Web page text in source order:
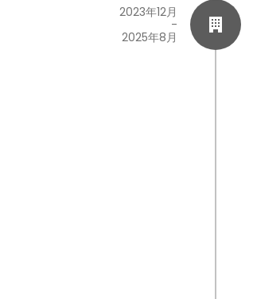
2023年12月
-
2025年8月